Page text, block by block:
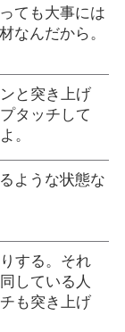
ても大事には
なんだから。
と突き上げ
タッチして
。
ような状態な
する。それ
している人
も突き上げ